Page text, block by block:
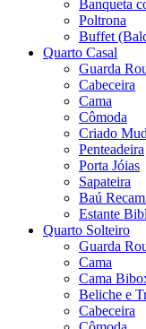
Banqueta
Poltrona
Buffet
Quarto Casal
Guarda
Cabeceira
Cama
Cômoda
Criado
Penteadeira
Porta Jóias
Sapateira
Baú
Estante
Quarto Solteiro
Guarda
Cama
Cama
Beliche e
Cabeceira